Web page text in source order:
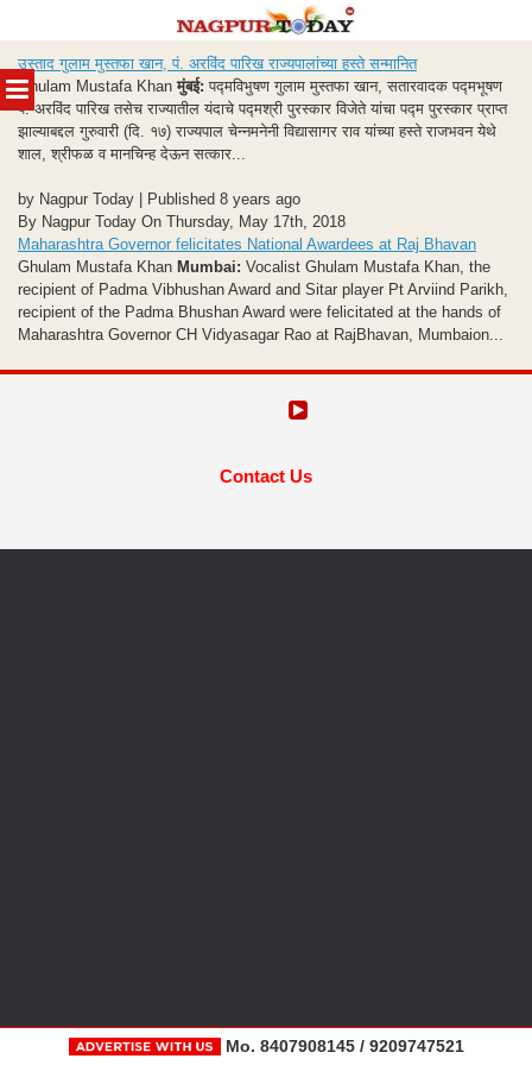
MENU
to
content
उस्ताद गुलाम मुस्तफा खान, पं. अरविंद पारिख राज्यपालांच्या हस्ते सन्मानित
Ghulam Mustafa Khanमुंबई: पद्मविभुषण गुलाम मुस्तफा खान, सतारवादक पद्मभूषण
पं. अरविंद पारिख तसेच राज्यातील यंदाचे पद्मश्री पुरस्कार विजेते यांचा पद्म पुरस्कार प्राप्त
झाल्याबद्दल गुरुवारी (दि. १७) राज्यपाल चेन्नमनेनी विद्यासागर राव यांच्या हस्ते राजभवन येथे
शाल, श्रीफळ व मानचिन्ह देऊन सत्कार...
by Nagpur Today | Published 8 years ago
By Nagpur Today On Thursday, May 17th, 2018
Maharashtra Governor felicitates National Awardees at Raj Bhavan
Ghulam Mustafa Khan Mumbai: Vocalist Ghulam Mustafa Khan, the
recipient of Padma Vibhushan Award and Sitar player Pt Arviind Parikh,
recipient of the Padma Bhushan Award were felicitated at the hands of
Maharashtra Governor CH Vidyasagar Rao at RajBhavan, Mumbaion...
Contact Us
Mo. 8407908145 / 9209747521